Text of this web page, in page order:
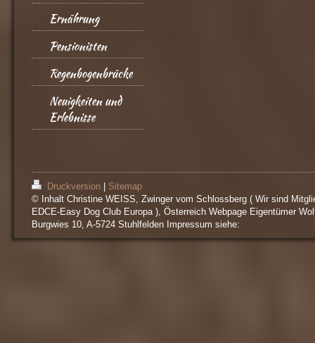
Ernährung
Pensionisten
Regenbogenbrücke
Neuigkeiten und
Erlebnisse
Druckversion
Sitemap
© Inhalt Christine WEISS, Zwinger vom Schlossberg ( Wir sind
EDCE-Easy Dog Club Europa ), Österreich Webpage Eigentümer
Burgwies 10, A-5724 Stuhlfelden Impressum siehe: